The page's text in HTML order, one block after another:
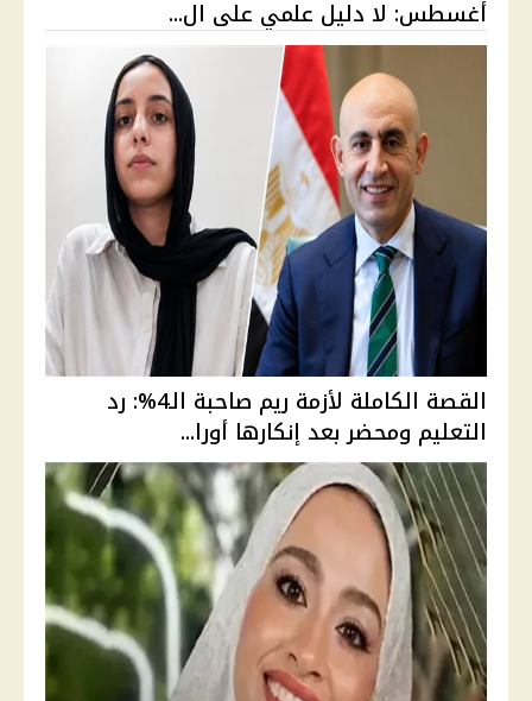
أغسطس: لا دليل علمي على ال...
القصة الكاملة لأزمة ريم صاحبة الـ4%: رد
التعليم ومحضر بعد إنكارها أورا...